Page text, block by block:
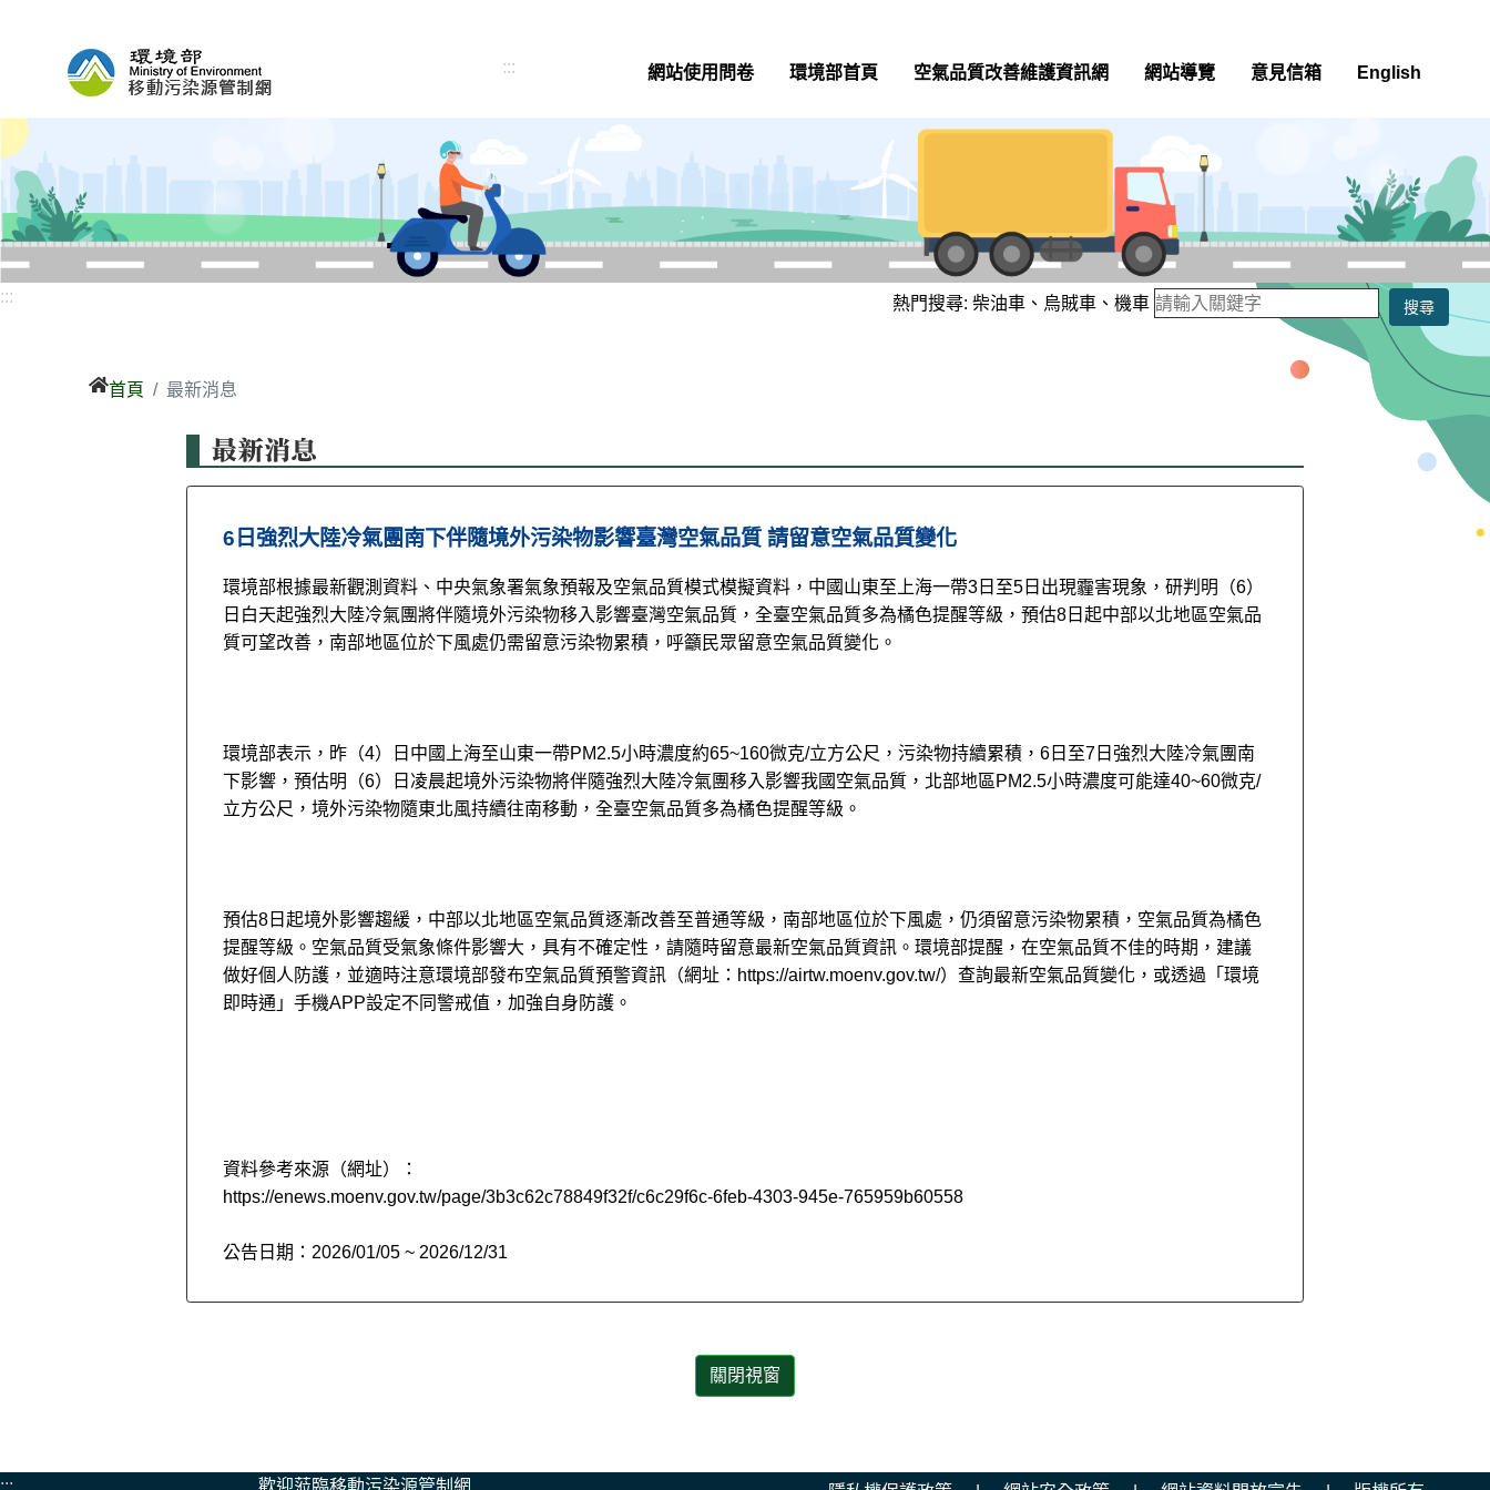
內
區
塊
::: 網站使用問卷 環境部首頁 空氣品質改善維護資訊網 網站導覽 意見信箱 English
::: 熱門搜尋: 柴油車 、 烏賊車 、 機車
首頁 最新消息
最新消息
6日強烈大陸冷氣團南下伴隨境外污染物影響臺灣空氣品質 請留意空氣品質變化
環境部根據最新觀測資料、中央氣象署氣象預報及空氣品質模式模擬資料，中國山東至上海一帶3日至5日出現霾害現象，研判明（6）
日白天起強烈大陸冷氣團將伴隨境外污染物移入影響臺灣空氣品質，全臺空氣品質多為橘色提醒等級，預估8日起中部以北地區空氣品
質可望改善，南部地區位於下風處仍需留意污染物累積，呼籲民眾留意空氣品質變化。
環境部表示，昨（4）日中國上海至山東一帶PM2.5小時濃度約65~160微克/立方公尺，污染物持續累積，6日至7日強烈大陸冷氣團南
下影響，預估明（6）日凌晨起境外污染物將伴隨強烈大陸冷氣團移入影響我國空氣品質，北部地區PM2.5小時濃度可能達40~60微克/
立方公尺，境外污染物隨東北風持續往南移動，全臺空氣品質多為橘色提醒等級。
預估8日起境外影響趨緩，中部以北地區空氣品質逐漸改善至普通等級，南部地區位於下風處，仍須留意污染物累積，空氣品質為橘色
提醒等級。空氣品質受氣象條件影響大，具有不確定性，請隨時留意最新空氣品質資訊。環境部提醒，在空氣品質不佳的時期，建議
做好個人防護，並適時注意環境部發布空氣品質預警資訊（網址： https://airtw.moenv.gov.tw/）查詢最新空氣品質變化，或透過「環境
即時通」手機APP設定不同警戒值，加強自身防護。
資料參考來源（網址）：
https://enews.moenv.gov.tw/page/3b3c62c78849f32f/c6c29f6c-6feb-4303-945e-765959b60558
公告日期： 2026/01/05 ~ 2026/12/31
::: 歡迎蒞臨移動污染源管制網